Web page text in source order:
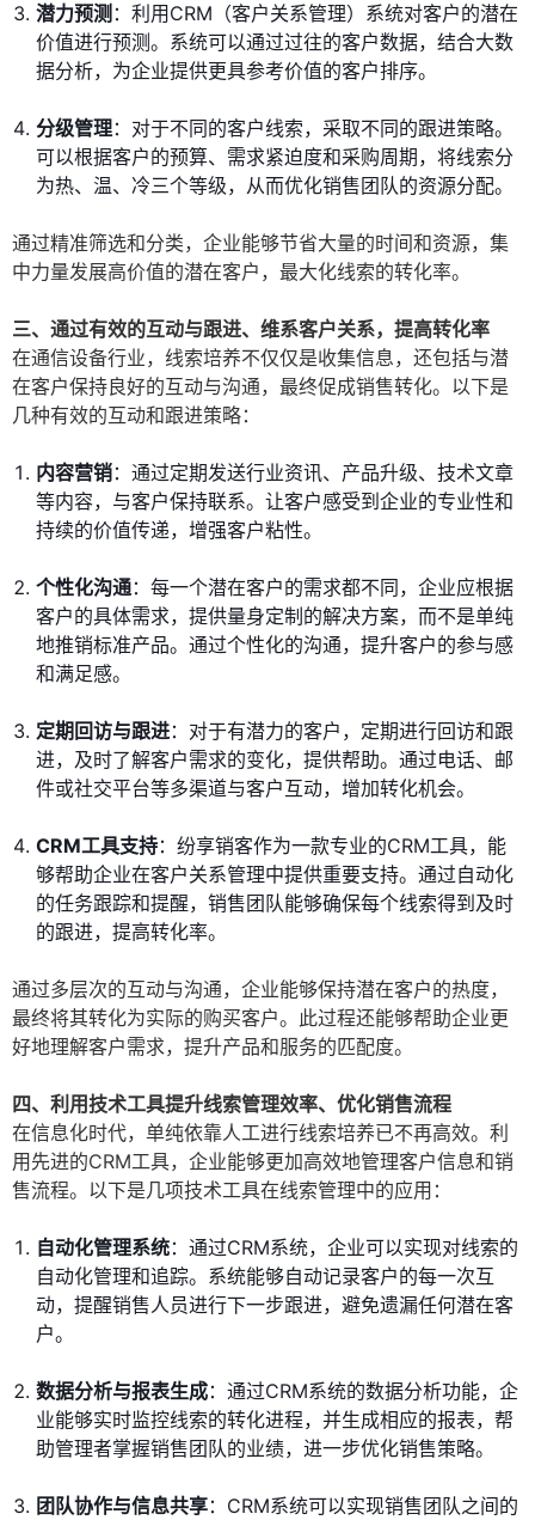
潜力预测 ：利用CRM（客户关系管理）系统对客户的潜在
价值进行预测。系统可以通过过往的客户数据，结合大数
据分析，为企业提供更具参考价值的客户排序。
分级管理：对于不同的客户线索，采取不同的跟进策略。
可以根据客户的预算、需求紧迫度和采购周期，将线索分
为热、温、冷三个等级，从而优化销售团队的资源分配。
通过精准筛选和分类，企业能够节省大量的时间和资源，集
中力量发展高价值的潜在客户，最大化线索的转化率。
三、通过有效的互动与跟进、维系客户关系，提高转化率
在通信设备行业，线索培养不仅仅是收集信息，还包括与潜
在客户保持良好的互动与沟通，最终促成销售转化。以下是
几种有效的互动和跟进策略：
内容营销：通过定期发送行业资讯、产品升级、技术文章
等内容，与客户保持联系。让客户感受到企业的专业性和
持续的价值传递，增强客户粘性。
个性化沟通：每一个潜在客户的需求都不同，企业应根据
客户的具体需求，提供量身定制的解决方案，而不是单纯
地推销标准产品。通过个性化的沟通，提升客户的参与感
和满足感。
定期回访与跟进：对于有潜力的客户，定期进行回访和跟
进，及时了解客户需求的变化，提供帮助。通过电话、邮
件或社交平台等多渠道与客户互动，增加转化机会。
CRM工具支持：纷享销客作为一款专业的CRM工具，能
够帮助企业在客户关系管理中提供重要支持。通过自动化
的任务跟踪和提醒，销售团队能够确保每个线索得到及时
的跟进，提高转化率。
通过多层次的互动与沟通，企业能够保持潜在客户的热度，
最终将其转化为实际的购买客户。此过程还能够帮助企业更
好地理解客户需求，提升产品和服务的匹配度。
四、利用技术工具提升线索管理效率、优化销售流程
在信息化时代，单纯依靠人工进行线索培养已不再高效。利
用先进的CRM工具，企业能够更加高效地管理客户信息和销
售流程。以下是几项技术工具在线索管理中的应用：
自动化管理系统：通过CRM系统，企业可以实现对线索的
自动化管理和追踪。系统能够自动记录客户的每一次互
动，提醒销售人员进行下一步跟进，避免遗漏任何潜在客
户。
数据分析与报表生成：通过CRM系统的数据分析功能，企
业能够实时监控线索的转化进程，并生成相应的报表，帮
助管理者掌握销售团队的业绩，进一步优化销售策略。
团队协作与信息共享：CRM系统可以实现销售团队之间的